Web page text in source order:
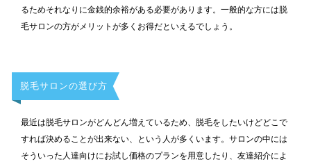
るためそれなりに金銭的余裕がある必要があります。一般的な方には脱
毛サロンの方がメリットが多くお得だといえるでしょう。
脱毛サロンの選び方
最近は脱毛サロンがどんどん増えているため、脱毛をしたいけどどこで
すれば決めることが出来ない、という人が多くいます。サロンの中には
そういった人達向けにお試し価格のプランを用意したり、友達紹介によ